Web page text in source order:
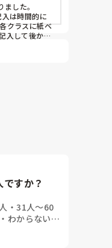
した。
は時間的に
クラスに紙ベ
入して後から
すか？
・31人～60
・ わからない、